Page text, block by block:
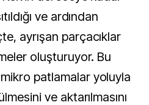
ve ardından
ayrışan parçacıklar
oluşturuyor. Bu
patlamalar yoluyla
ve aktarılmasını